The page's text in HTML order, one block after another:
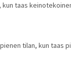
taas
tilan, kun taas